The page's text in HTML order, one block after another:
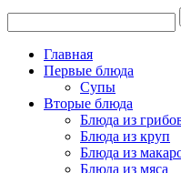
Главная
Первые блюда
Супы
Вторые блюда
Блюда из
Блюда из круп
Блюда из
Блюда из мяса